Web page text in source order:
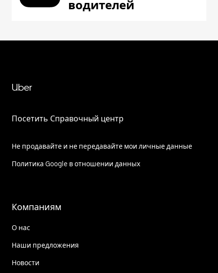
водителей
Uber
Посетить Справочный центр
Не продавайте и не передавайте мои личные данные
Политика Google в отношении данных
Компаниям
О нас
Наши предложения
Новости